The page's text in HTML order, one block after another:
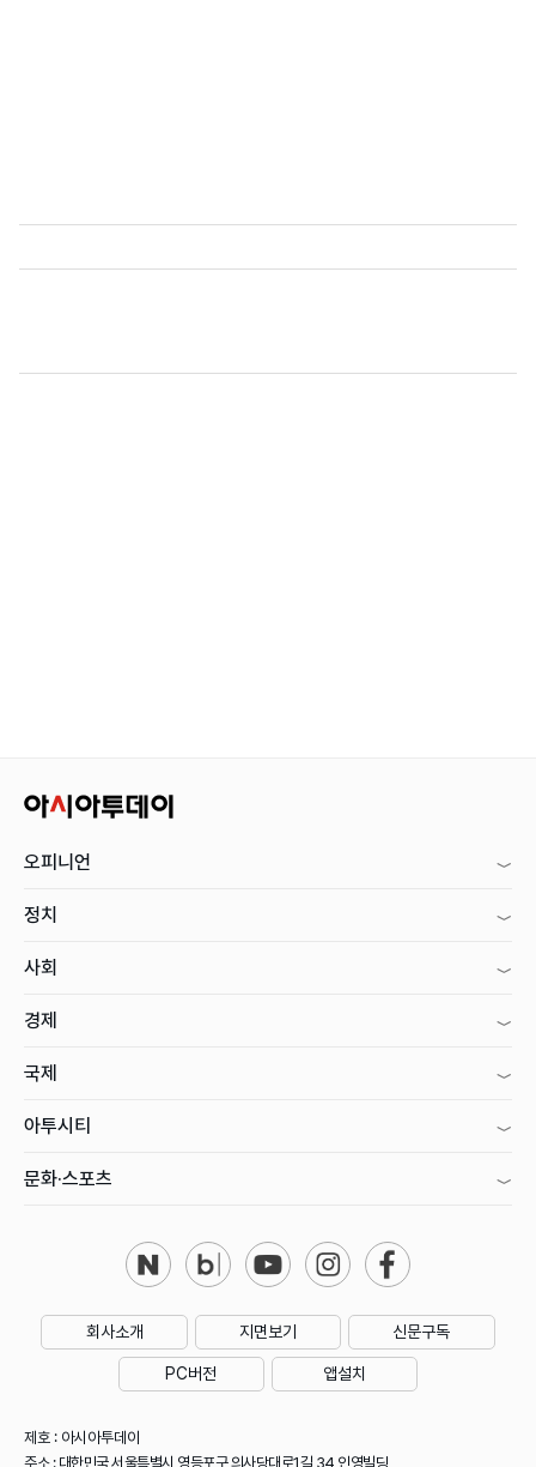
오피니언
정치
사회
경제
국제
아투시티
문화·스포츠
회사소개 지면보기 신문구독
PC버전 앱설치
제호 : 아시아투데이
주소 : 대한민국 서울특별시 영등포구 의사당대로1길 34 인영빌딩